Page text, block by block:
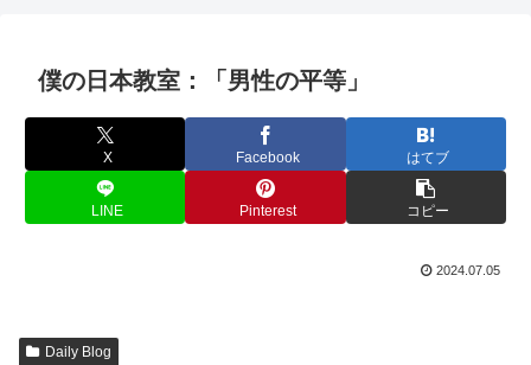
僕の日本教室：「男性の平等」
X Facebook はてブ
LINE Pinterest コピー
2024.07.05
Daily Blog